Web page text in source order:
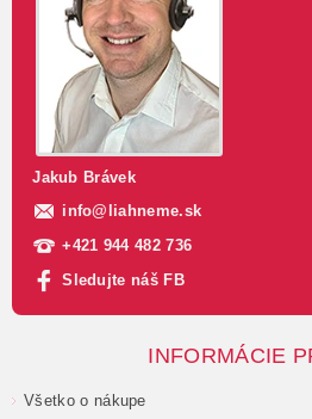
Jakub Brávek
info@ liahneme.sk
+421 944 482 736
Sledujte náš FB
INFORMÁCIE
Všetko o nákupe